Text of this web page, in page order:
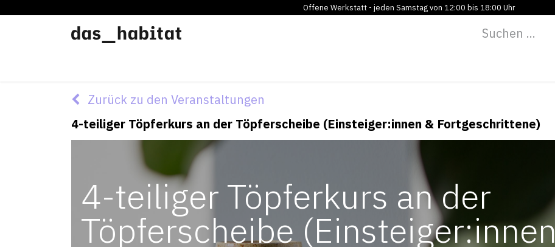
Offene Werkstatt - jeden Samstag von 12:00 bis 18:00 Uhr
Zurück zu den Veranstaltungen
4-teiliger Töpferkurs an der Töpferscheibe (Einsteiger:innen & Fortgeschrittene)
4-teiliger Töpferkurs an der
Töpferscheibe (Einsteiger:innen